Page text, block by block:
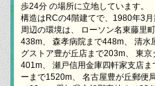
歩24分 の場所に立地しています。
構造はRCの4階建てで、1980年3月
周辺の環境は、 ローソン名東藤里
438m、 森孝病院まで448m、 清水
グストア豊が丘店まで203m、 東
401m、 瀬戸信用金庫四軒家支店
ーまで1520m、 名古屋豊が丘郵便